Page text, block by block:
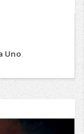
Uno.